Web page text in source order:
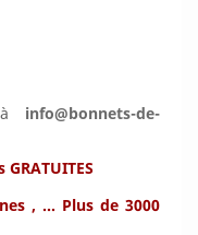
à info@bonnets-de-
, ... Plus de 3000